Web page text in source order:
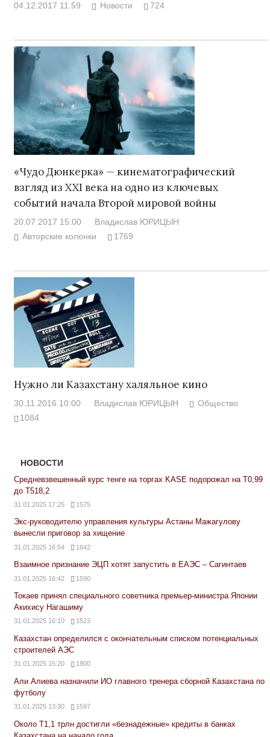
04.12.2017 11:59 Новости 724
«Чудо Дюнкерка» — кинематографический
взгляд из XXI века на одно из ключевых
событий начала Второй мировой войны
20.07.2017 15:00
Владислав ЮРИЦЫН
Авторские колонки
1769
Нужно ли Казахстану халяльное кино
30.11.2016 10:00 Владислав ЮРИЦЫН
Общество
1084
НОВОСТИ
Средневзвешенный курс тенге на торгах KASE подорожал на Т0,99
до Т518,2
31.01.2025 17:25 1575
Экс-руководителю управления культуры Астаны Мажагулову
вынесли приговор за хищение
31.01.2025 16:54 1642
Взаимное признание ЭЦП хотят запустить в ЕАЭС – Сагинтаев
31.01.2025 16:42 1590
Токаев принял специального советника премьер-министра Японии
Акихису Нагашиму
31.01.2025 16:10 1523
Казахстан определился с окончательным списком потенциальных
строителей АЭС
31.01.2025 15:20 1800
Али Алиева назначили ИО главного тренера сборной Казахстана по
футболу
31.01.2025 13:30 1597
Около Т1,1 трлн достигли «безнадежные» кредиты в банках